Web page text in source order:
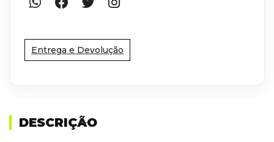
Entrega e Devolução
DESCRIÇÃO